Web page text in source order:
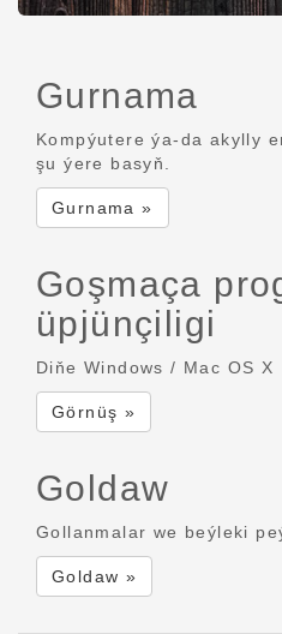
Gurnama
Kompýutere ýa-da akylly
şu ýere basyň.
Gurnama »
Goşmaça
üpjünçiligi
Diňe Windows / Mac OS X
Görnüş »
Goldaw
Gollanmalar we beýleki
Goldaw »